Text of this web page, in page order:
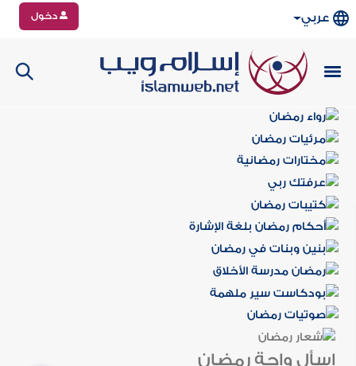
عربي دخول
اسأل واحة رمضان